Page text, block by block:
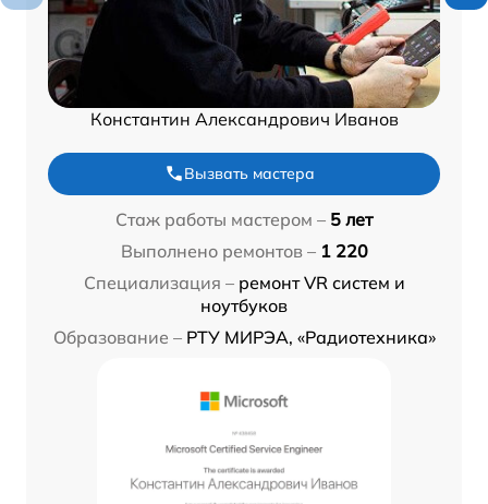
Константин Александрович Иванов
Вызвать мастера
Стаж работы мастером – 5 лет
Выполнено ремонтов – 1 220
Специализация – ремонт VR систем и
ноутбуков
Образование – РТУ МИРЭА, «Радиотехника»